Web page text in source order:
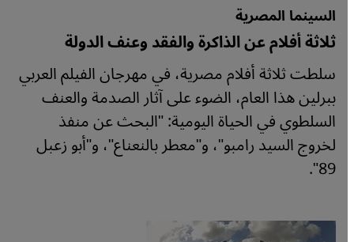
السينما المصرية
ثلاثة أفلام عن الذاكرة والفقد وعنف الدولة
سلطت ثلاثة أفلام مصرية، في مهرجان الفيلم العربي
ببرلين هذا العام، الضوء على آثار الصدمة والعنف
السلطوي في الحياة اليومية: "البحث عن منفذ
لخروج السيد رامبو"، و"معطر بالنعناع"، و"أبو زعبل
89".